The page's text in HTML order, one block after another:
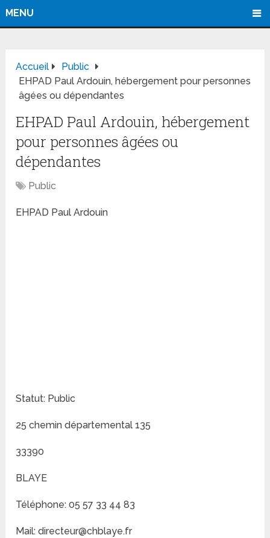
MENU
Accueil
Public
EHPAD Paul Ardouin, hébergement pour personnes
âgées ou dépendantes
EHPAD Paul Ardouin, hébergement
pour personnes âgées ou
dépendantes
Public
EHPAD Paul Ardouin
Statut: Public
25 chemin départemental 135
33390
BLAYE
Téléphone: 05 57 33 44 83
Mail: directeur@chblaye.fr